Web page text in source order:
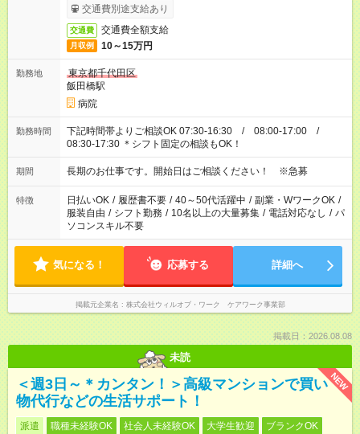
交通費別途支給あり
交通費 交通費全額支給
月収例 10～15万円
勤務地
東京都千代田区
飯田橋駅
病院
勤務時間
下記時間帯よりご相談OK 07:30-16:30 / 08:00-17:00 /
08:30-17:30 ＊シフト固定の相談もOK！
期間 長期のお仕事です。開始日はご相談ください！ ※急募
特徴 日払いOK / 履歴書不要 / 40～50代活躍中 / 副業・WワークOK /
服装自由 / シフト勤務 / 10名以上の大量募集 / 電話対応なし / パ
ソコンスキル不要
気になる！ 応募する 詳細へ
掲載元企業名 株式会社ウィルオブ・ワーク ケアワーク事業部
掲載日：2026.08.08
未読
NEW
＜週3日～＊カンタン！＞高級マンションで買い
物代行などの生活サポート！
派遣 職種未経験OK 社会人未経験OK 大学生歓迎 ブランクOK